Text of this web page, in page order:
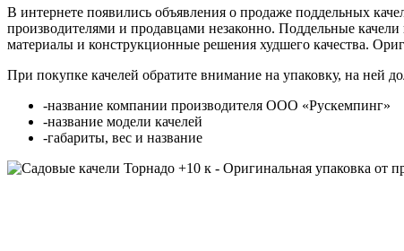
В интернете появились объявления о продаже поддельных
производителями и продавцами незаконно. Поддельные
материалы и конструкционные решения худшего качества.
При покупке качелей обратите внимание на упаковку, на ней
-название компании производителя ООО «Рускемпинг»
-название модели качелей
-габариты, вес и название